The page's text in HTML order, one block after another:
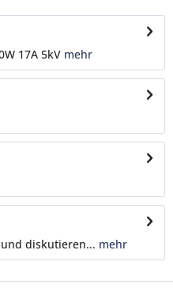
17A 5kV mehr
diskutieren... mehr